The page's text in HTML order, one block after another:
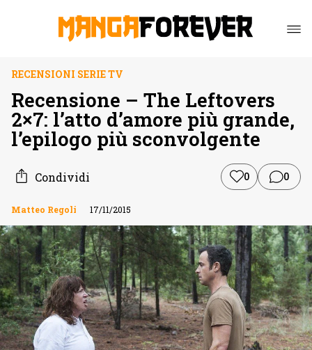
RECENSIONI SERIE TV
Recensione – The Leftovers
2×7: l’atto d’amore più grande,
l’epilogo più sconvolgente
Condividi 0 0
Matteo Regoli 17/11/2015